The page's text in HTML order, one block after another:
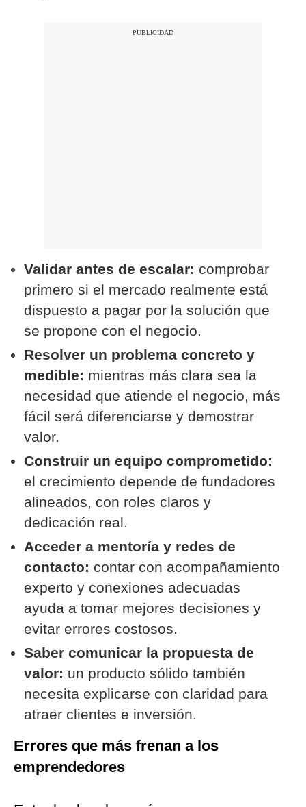
Validar antes de escalar: comprobar
primero si el mercado realmente está
dispuesto a pagar por la solución que
se propone con el negocio.
Resolver un problema concreto y
medible: mientras más clara sea la
necesidad que atiende el negocio, más
fácil será diferenciarse y demostrar
valor.
Construir un equipo comprometido:
el crecimiento depende de fundadores
alineados, con roles claros y
dedicación real.
Acceder a mentoría y redes de
contacto: contar con acompañamiento
experto y conexiones adecuadas
ayuda a tomar mejores decisiones y
evitar errores costosos.
Saber comunicar la propuesta de
valor: un producto sólido también
necesita explicarse con claridad para
atraer clientes e inversión.
Errores que más frenan a los
emprendedores